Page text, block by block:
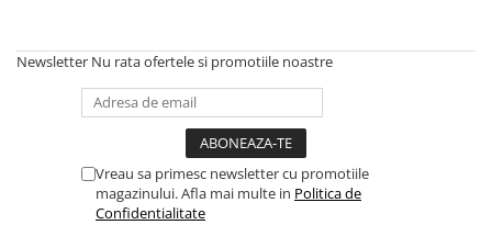
Newsletter Nu rata ofertele si promotiile noastre
Vreau sa primesc newsletter cu promotiile
magazinului. Afla mai multe in Politica de
Confidentialitate